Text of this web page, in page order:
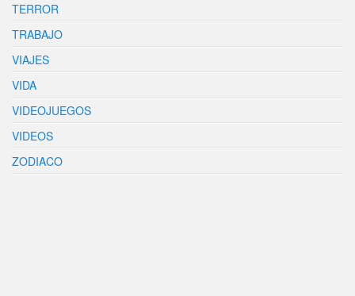
TERROR
TRABAJO
VIAJES
VIDA
VIDEOJUEGOS
VIDEOS
ZODIACO